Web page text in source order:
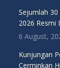
Sejumlah
2026 Resmi
6 August,
Kunjungan
Cerminkan